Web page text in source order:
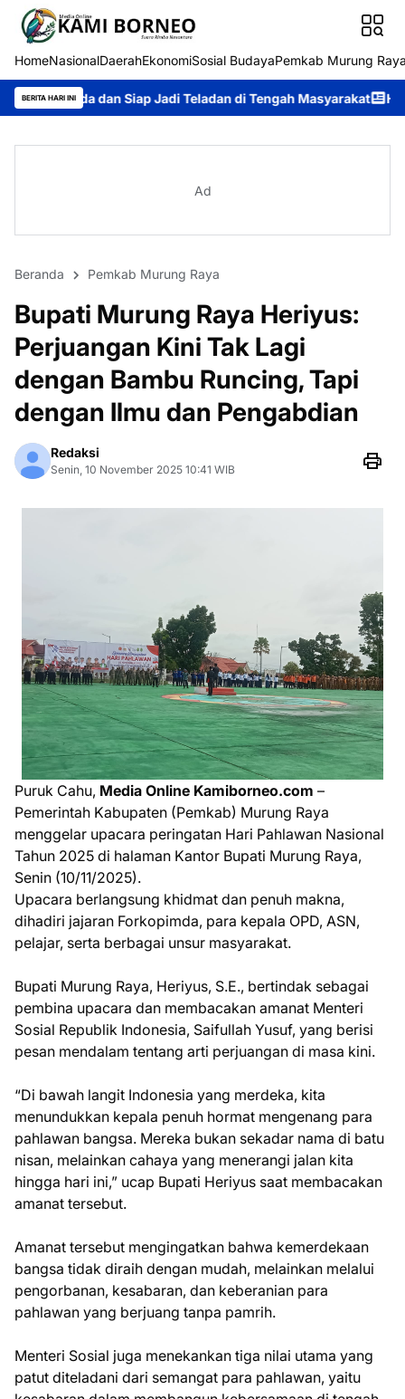
HomeNasionalDaerahEkonomiSosial BudayaPemkab Murung
BERITA HARI INI
Jadi Teladan di Tengah Masyarakat Heriyus Gaungkan
Ad
Beranda Pemkab Murung Raya
Bupati Murung Raya Heriyus:
Perjuangan Kini Tak Lagi
dengan Bambu Runcing, Tapi
dengan Ilmu dan Pengabdian
Redaksi
Senin, 10 November 2025 10:41 WIB
Puruk Cahu, Media Online Kamiborneo.com –
Pemerintah Kabupaten (Pemkab) Murung Raya
menggelar upacara peringatan Hari Pahlawan Nasional
Tahun 2025 di halaman Kantor Bupati Murung Raya,
Senin (10/11/2025).
Upacara berlangsung khidmat dan penuh makna,
dihadiri jajaran Forkopimda, para kepala OPD, ASN,
pelajar, serta berbagai unsur masyarakat.
Bupati Murung Raya, Heriyus, S.E., bertindak sebagai
pembina upacara dan membacakan amanat Menteri
Sosial Republik Indonesia, Saifullah Yusuf, yang berisi
pesan mendalam tentang arti perjuangan di masa kini.
“Di bawah langit Indonesia yang merdeka, kita
menundukkan kepala penuh hormat mengenang para
pahlawan bangsa. Mereka bukan sekadar nama di batu
nisan, melainkan cahaya yang menerangi jalan kita
hingga hari ini,” ucap Bupati Heriyus saat membacakan
amanat tersebut.
Amanat tersebut mengingatkan bahwa kemerdekaan
bangsa tidak diraih dengan mudah, melainkan melalui
pengorbanan, kesabaran, dan keberanian para
pahlawan yang berjuang tanpa pamrih.
Menteri Sosial juga menekankan tiga nilai utama yang
patut diteladani dari semangat para pahlawan, yaitu